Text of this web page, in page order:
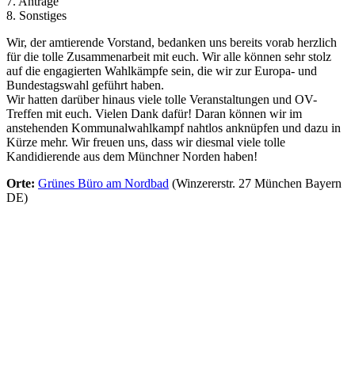
8. Sonstiges
Wir, der amtierende Vorstand, bedanken uns bereits vorab herzlich
für die tolle Zusammenarbeit mit euch. Wir alle können sehr stolz
auf die engagierten Wahlkämpfe sein, die wir zur Europa- und
Bundestagswahl geführt haben.
Wir hatten darüber hinaus viele tolle Veranstaltungen und OV-
Treffen mit euch. Vielen Dank dafür! Daran können wir im
anstehenden Kommunalwahlkampf nahtlos anknüpfen und dazu in
Kürze mehr. Wir freuen uns, dass wir diesmal viele tolle
Kandidierende aus dem Münchner Norden haben!
Orte: Grünes Büro am Nordbad (Winzererstr. 27 München Bayern
DE)